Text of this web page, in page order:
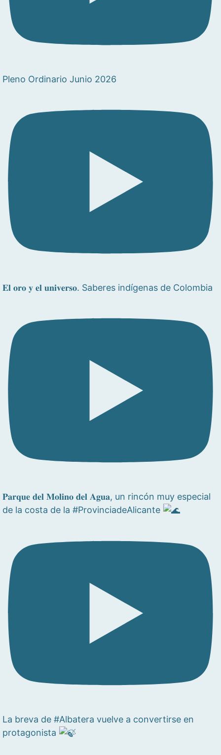
Pleno Ordinario Junio 2026
𝐄𝐥 𝐨𝐫𝐨 𝐲 𝐞𝐥 𝐮𝐧𝐢𝐯𝐞𝐫𝐬𝐨. Saberes indígenas de Colombia
𝐏𝐚𝐫𝐪𝐮𝐞 𝐝𝐞𝐥 𝐌𝐨𝐥𝐢𝐧𝐨 𝐝𝐞𝐥 𝐀𝐠𝐮𝐚, un rincón muy especial
de la costa de la #ProvinciadeAlicante
La breva de #Albatera vuelve a convertirse en
protagonista